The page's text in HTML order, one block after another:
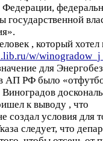
Федерации,
государственной
, который
w/
для
АП РФ было
к выводу , что
создал условия для
следует, что